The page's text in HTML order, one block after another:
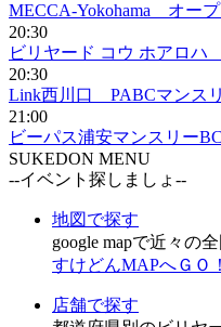
MECCA-Yokohama オー
20:30
ビリヤード コウ ホアロ
20:30
Link西川口 PABCマンス
21:00
ビーパス浦安マンスリー
SUKEDON MENU
--イベント探しましょ--
地図で探す
google mapで近々の
すけどんMAPへＧＯ！
店舗で探す